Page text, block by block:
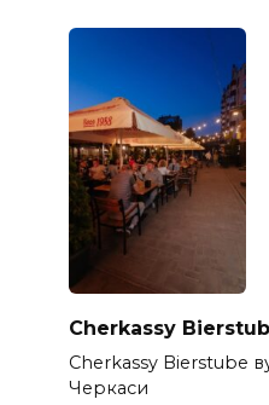
Cherkassy
Cherkassy Bierstube
Черкаси